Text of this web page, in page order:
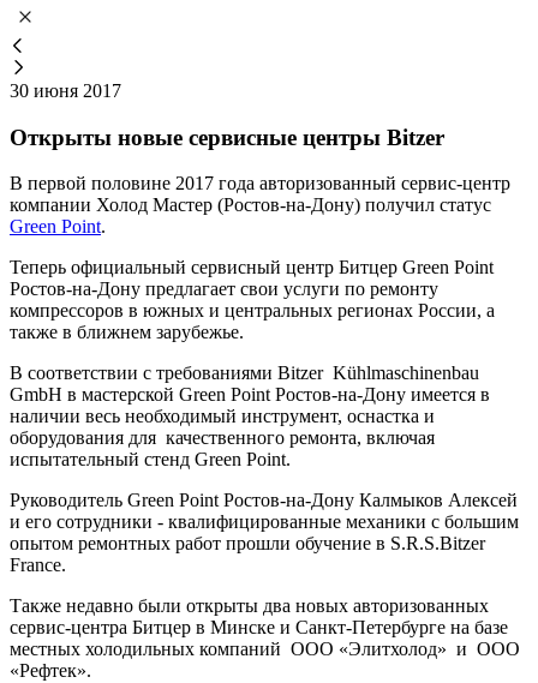
30 июня 2017
Открыты новые сервисные центры Bitzer
В первой половине 2017 года авторизованный сервис-центр
компании Холод Мастер (Ростов-на-Дону) получил статус
Green Point.
Теперь официальный сервисный центр Битцер Green Point
Ростов-на-Дону предлагает свои услуги по ремонту
компрессоров в южных и центральных регионах России, а
также в ближнем зарубежье.
В соответствии с требованиями Bitzer Kühlmaschinenbau
GmbH в мастерской Green Point Ростов-на-Дону имеется в
наличии весь необходимый инструмент, оснастка и
оборудования для качественного ремонта, включая
испытательный стенд Green Point.
Руководитель Green Point Ростов-на-Дону Калмыков Алексей
и его сотрудники - квалифицированные механики с большим
опытом ремонтных работ прошли обучение в S.R.S.Bitzer
France.
Также недавно были открыты два новых авторизованных
сервис-центра Битцер в Минске и Санкт-Петербурге на базе
местных холодильных компаний ООО «Элитхолод» и ООО
«Рефтек».